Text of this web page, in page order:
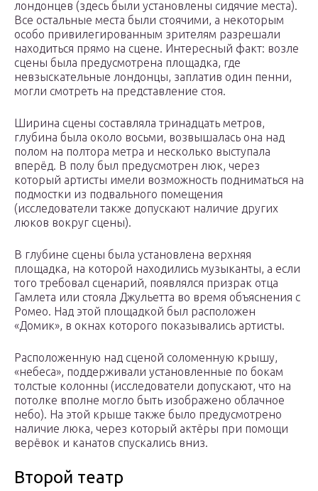
лондонцев (здесь были установлены сидячие места).
Все остальные места были стоячими, а некоторым
особо привилегированным зрителям разрешали
находиться прямо на сцене. Интересный факт: возле
сцены была предусмотрена площадка, где
невзыскательные лондонцы, заплатив один пенни,
могли смотреть на представление стоя.
Ширина сцены составляла тринадцать метров,
глубина была около восьми, возвышалась она над
полом на полтора метра и несколько выступала
вперёд. В полу был предусмотрен люк, через
который артисты имели возможность подниматься на
подмостки из подвального помещения
(исследователи также допускают наличие других
люков вокруг сцены).
В глубине сцены была установлена верхняя
площадка, на которой находились музыканты, а если
того требовал сценарий, появлялся призрак отца
Гамлета или стояла Джульетта во время объяснения с
Ромео. Над этой площадкой был расположен
«Домик», в окнах которого показывались артисты.
Расположенную над сценой соломенную крышу,
«небеса», поддерживали установленные по бокам
толстые колонны (исследователи допускают, что на
потолке вполне могло быть изображено облачное
небо). На этой крыше также было предусмотрено
наличие люка, через который актёры при помощи
верёвок и канатов спускались вниз.
Второй театр